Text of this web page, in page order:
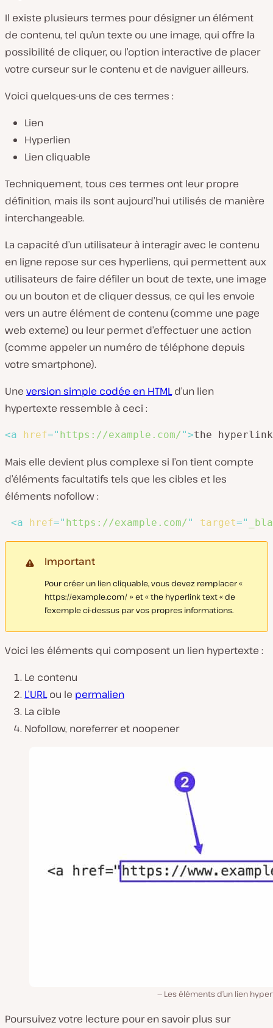
Il existe plusieurs termes pour désigner un élément
de contenu, tel qu’un texte ou une image, qui offre la
possibilité de cliquer, ou l’option interactive de placer
votre curseur sur le contenu et de naviguer ailleurs.
Voici quelques-uns de ces termes :
Lien
Hyperlien
Lien cliquable
Techniquement, tous ces termes ont leur propre
définition, mais ils sont aujourd’hui utilisés de manière
interchangeable.
La capacité d’un utilisateur à interagir avec le contenu
en ligne repose sur ces hyperliens, qui permettent aux
utilisateurs de faire défiler un bout de texte, une image
ou un bouton et de cliquer dessus, ce qui les envoie
vers un autre élément de contenu (comme une page
web externe) ou leur permet d’effectuer une action
(comme appeler un numéro de téléphone depuis
votre smartphone).
Une version simple codée en HTMLd’un lien
hypertexte ressemble à ceci :
<a href=" https://example.com/">the
Mais elle devient plus complexe si l’on tient compte
d’éléments facultatifs tels que les cibles et les
éléments nofollow :
<a href=" https://example.com/" target="
Important
Pour créer un lien cliquable, vous devez remplacer «
https://example.com/ » et « the hyperlink text « de
l’exemple ci-dessus par vos propres informations.
Voici les éléments qui composent un lien hypertexte :
Le contenu
L’URLou le permalien
La cible
Nofollow, noreferrer et noopener
Les éléments d’un lien
Poursuivez votre lecture pour en savoir plus sur